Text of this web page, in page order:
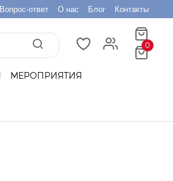
Вопрос-ответ О нас Блог Контакты
0
МЕРОПРИЯТИЯ